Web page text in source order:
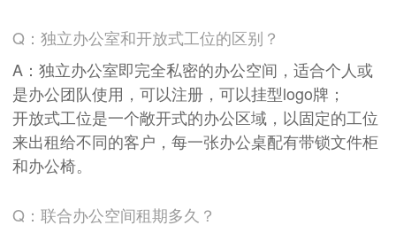
Q：独立办公室和开放式工位的区别？
A：独立办公室即完全私密的办公空间，适合个人或
是办公团队使用，可以注册，可以挂型logo牌；
开放式工位是一个敞开式的办公区域，以固定的工位
来出租给不同的客户，每一张办公桌配有带锁文件柜
和办公椅。
Q：联合办公空间租期多久？